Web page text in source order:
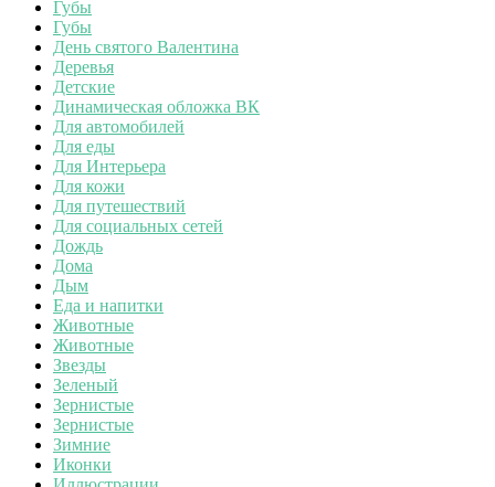
Губы
Губы
День святого Валентина
Деревья
Детские
Динамическая обложка ВК
Для автомобилей
Для еды
Для Интерьера
Для кожи
Для путешествий
Для социальных сетей
Дождь
Дома
Дым
Еда и напитки
Животные
Животные
Звезды
Зеленый
Зернистые
Зернистые
Зимние
Иконки